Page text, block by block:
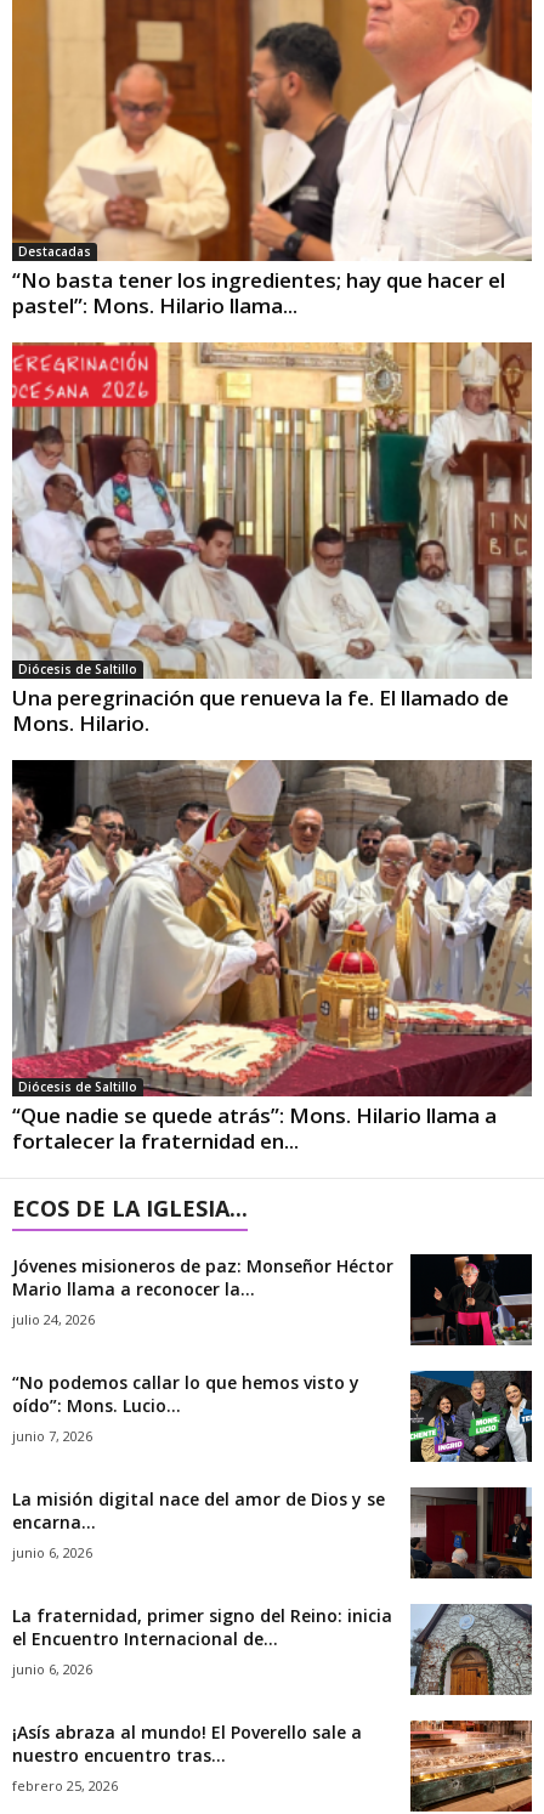
Destacadas
“No basta tener los ingredientes; hay que hacer el
pastel”: Mons. Hilario llama...
Diócesis de Saltillo
Una peregrinación que renueva la fe. El llamado de
Mons. Hilario.
Diócesis de Saltillo
“Que nadie se quede atrás”: Mons. Hilario llama a
fortalecer la fraternidad en...
ECOS DE LA IGLESIA...
Jóvenes misioneros de paz: Monseñor Héctor
Mario llama a reconocer la...
julio 24, 2026
“No podemos callar lo que hemos visto y
oído”: Mons. Lucio...
junio 7, 2026
La misión digital nace del amor de Dios y se
encarna...
junio 6, 2026
La fraternidad, primer signo del Reino: inicia
el Encuentro Internacional de...
junio 6, 2026
¡Asís abraza al mundo! El Poverello sale a
nuestro encuentro tras...
febrero 25, 2026